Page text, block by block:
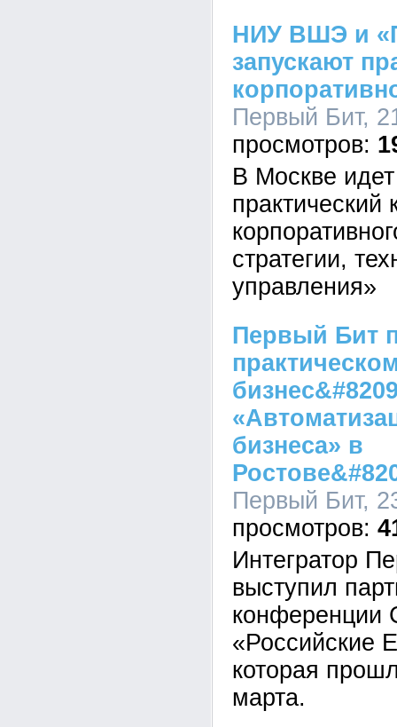
НИУ ВШЭ и
запускают
Первый Бит,
В Москве
практический
стратегии,
управления»
Первый Бит
бизнеса» в
Первый Бит,
Интегратор
выступил
конференции
«Российские
которая
марта.